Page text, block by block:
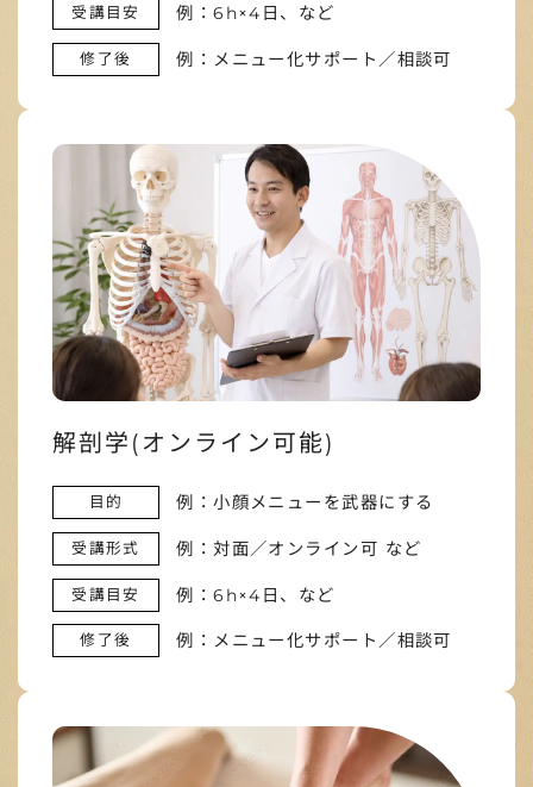
受講目安 例：6h×4日、など
修了後 例：メニュー化サポート／相談可
解剖学(オンライン可能)
目的 例：小顔メニューを武器にする
受講形式 例：対面／オンライン可 など
受講目安 例：6h×4日、など
修了後 例：メニュー化サポート／相談可